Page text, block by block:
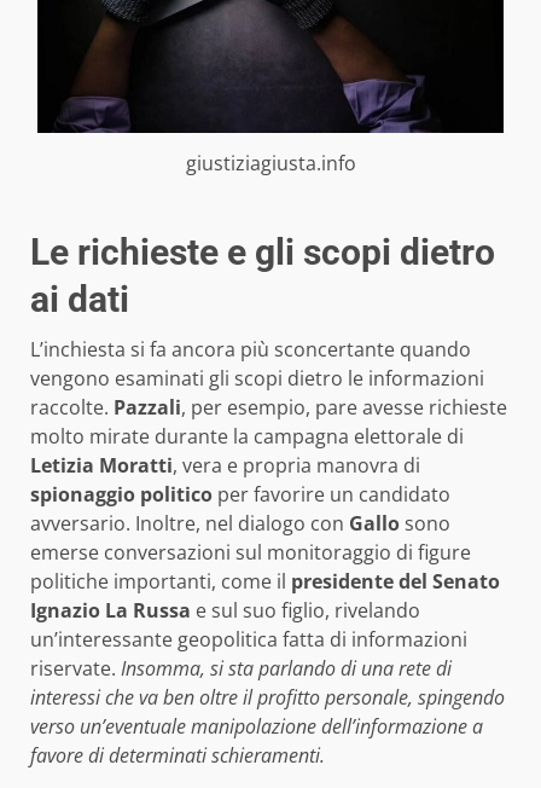
giustiziagiusta.info
Le richieste e gli scopi dietro
ai dati
L’inchiesta si fa ancora più sconcertante quando
vengono esaminati gli scopi dietro le informazioni
raccolte. Pazzali, per esempio, pare avesse richieste
molto mirate durante la campagna elettorale di
Letizia Moratti, vera e propria manovra di
spionaggio politico per favorire un candidato
avversario. Inoltre, nel dialogo con Gallosono
emerse conversazioni sul monitoraggio di figure
politiche importanti, come il presidente del Senato
Ignazio La Russa e sul suo figlio, rivelando
un’interessante geopolitica fatta di informazioni
riservate. Insomma, si sta parlando di una rete di
interessi che va ben oltre il profitto personale, spingendo
verso un’eventuale manipolazione dell’informazione a
favore di determinati schieramenti.